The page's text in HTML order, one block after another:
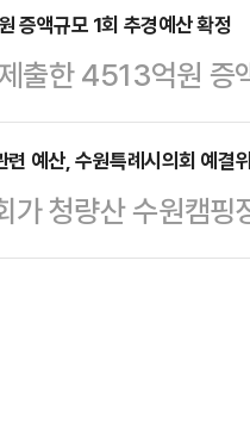
처리하고, 사업이
년 설립된 ㈜프로
년 출시한…
난, (루마니아)클
)피닉스, (프랑스)
협의 채널이다.위
동기획, 시민참여
할 협의체로 운영
계획…
증액규모 1회 추경예산 확정
출한 4513억원
했다.수원특례시
서 수원시가 제출
1회 추경예산의 총
증가한 3조 6412
예산, 수원특례시의회 예결
가 청량산 수원캠
24일 열린 제2차